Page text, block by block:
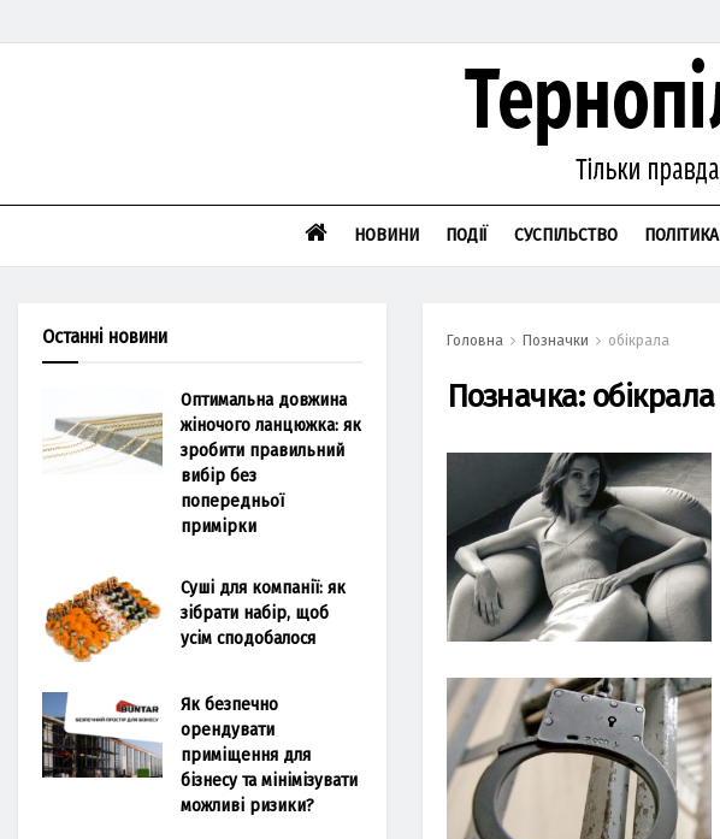
НОВИНИ ПОДІЇ СУСПІЛЬСТВО ПОЛІТИКА
Головна Позначки обікрала
Позначка: обікрала
Останні новини
Оптимальна довжина
жіночого ланцюжка: як
зробити правильний
вибір без
попередньої
примірки
Суші для компанії: як
зібрати набір, щоб
усім сподобалося
Як безпечно
орендувати
приміщення для
бізнесу та мінімізувати
можливі ризики?